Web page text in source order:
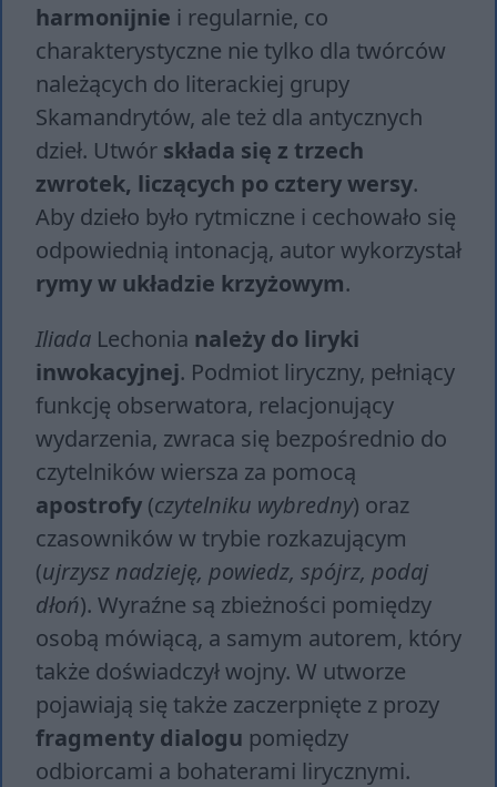
harmonijnie i regularnie, co
charakterystyczne nie tylko dla twórców
należących do literackiej grupy
Skamandrytów, ale też dla antycznych
dzieł. Utwór składa się z trzech
zwrotek, liczących po cztery wersy.
Aby dzieło było rytmiczne i cechowało się
odpowiednią intonacją, autor wykorzystał
rymy w układzie krzyżowym.
Iliada Lechonia należy do liryki
inwokacyjnej. Podmiot liryczny, pełniący
funkcję obserwatora, relacjonujący
wydarzenia, zwraca się bezpośrednio do
czytelników wiersza za pomocą
apostrofy (czytelniku wybredny) oraz
czasowników w trybie rozkazującym
(ujrzysz nadzieję, powiedz, spójrz, podaj
dłoń). Wyraźne są zbieżności pomiędzy
osobą mówiącą, a samym autorem, który
także doświadczył wojny. W utworze
pojawiają się także zaczerpnięte z prozy
fragmenty dialogu pomiędzy
odbiorcami a bohaterami lirycznymi.